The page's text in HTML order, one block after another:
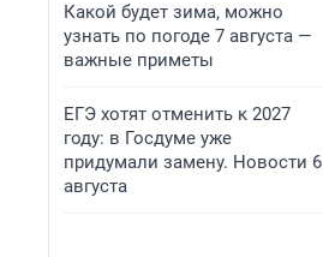
Какой будет зима, можно
узнать по погоде 7 августа —
важные приметы
ЕГЭ хотят отменить к 2027
году: в Госдуме уже
придумали замену. Новости 6
августа